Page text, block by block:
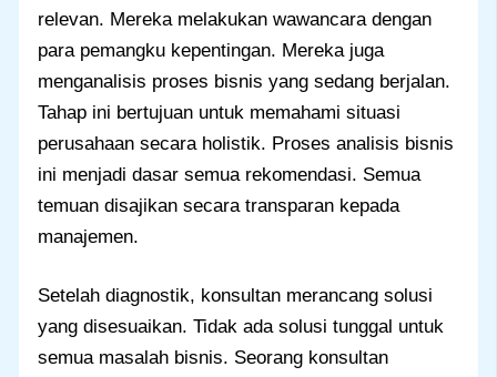
relevan. Mereka melakukan wawancara dengan
para pemangku kepentingan. Mereka juga
menganalisis proses bisnis yang sedang berjalan.
Tahap ini bertujuan untuk memahami situasi
perusahaan secara holistik. Proses analisis bisnis
ini menjadi dasar semua rekomendasi. Semua
temuan disajikan secara transparan kepada
manajemen.
Setelah diagnostik, konsultan merancang solusi
yang disesuaikan. Tidak ada solusi tunggal untuk
semua masalah bisnis. Seorang konsultan